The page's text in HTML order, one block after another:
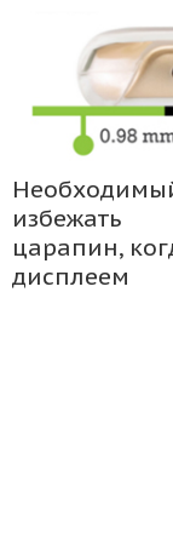
избежать
царапин,
дисплеем